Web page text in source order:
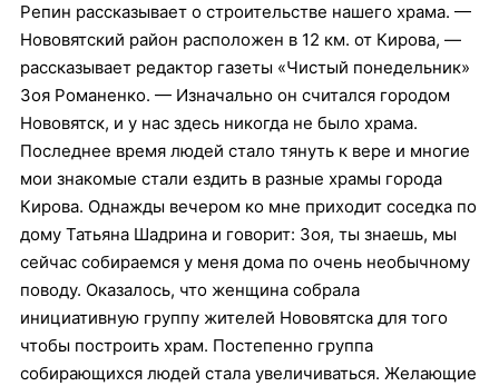
Репин рассказывает о строительстве нашего храма. —
Нововятский район расположен в 12 км. от Кирова, —
рассказывает редактор газеты «Чистый понедельник»
Зоя Романенко. — Изначально он считался городом
Нововятск, и у нас здесь никогда не было храма.
Последнее время людей стало тянуть к вере и многие
мои знакомые стали ездить в разные храмы города
Кирова. Однажды вечером ко мне приходит соседка по
дому Татьяна Шадрина и говорит: Зоя, ты знаешь, мы
сейчас собираемся у меня дома по очень необычному
поводу. Оказалось, что женщина собрала
инициативную группу жителей Нововятска для того
чтобы построить храм. Постепенно группа
собирающихся людей стала увеличиваться. Желающие